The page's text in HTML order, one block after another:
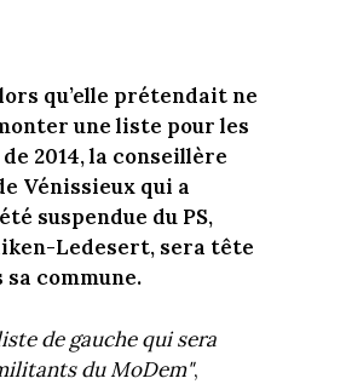
qu’elle prétendait ne
une liste pour les
2014, la conseillère
Vénissieux qui a
suspendue du PS,
Ledesert, sera tête
commune.
de gauche qui sera
du MoDem",